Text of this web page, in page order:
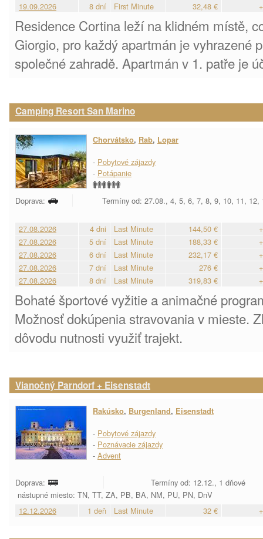
19.09.2026 8 dní First Minute 32,48 €
Residence Cortina leží na klidném místě,
Giorgio, pro každý apartmán je vyhrazené
společné zahradě. Apartmán v 1. patře je
Camping Resort San Marino
Chorvátsko, Rab, Lopar
- Pobytové zájazdy
- Potápanie
Doprava: Termíny od: 27.08., 4, 5, 6, 7, 8, 9, 10, 11, 12,
27.08.2026 4 dni Last Minute 144,50 €
27.08.2026
5 dní Last Minute 188,33 €
27.08.2026
6 dní Last Minute 232,17 €
27.08.2026
7 dní Last Minute 276 €
27.08.2026
8 dní Last Minute 319,83 €
Bohaté športové vyžitie a animačné
Možnosť dokúpenia stravovania v mieste.
dôvodu nutnosti využiť trajekt.
Vianočný Parndorf + Eisenstadt
Rakúsko, Burgenland, Eisenstadt
- Pobytové zájazdy
- Poznávacie zájazdy
- Advent
Doprava:
Termíny od: 12.12., 1 dňové
nástupné miesto: TN, TT, ZA, PB, BA, NM, PU, PN, DnV
12.12.2026
1 deň Last Minute 32 €